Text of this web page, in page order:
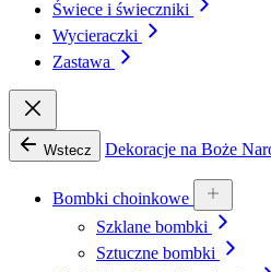
Świece i świeczniki
Wycieraczki
Zastawa
Wstecz Dekoracje na Boże
Bombki choinkowe
Szklane bombki
Sztuczne bombki